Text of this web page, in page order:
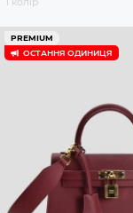
PREMIUM
ОСТАННЯ ОДИНИЦЯ